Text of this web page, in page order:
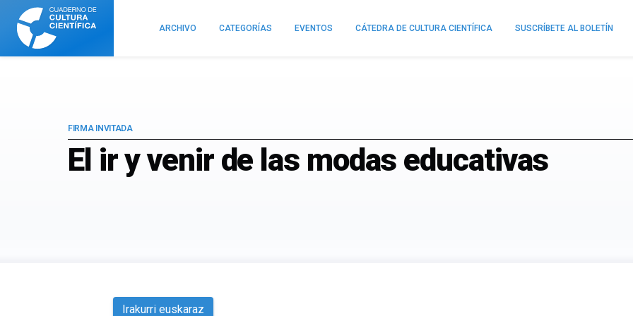
Cuaderno
Cultura
Científica
ARCHIVO CATEGORÍAS EVENTOS CÁTEDRA DE CULTURA CIENTÍFICA SUSCRÍBETE AL BOLETÍN
El ir y venir de las modas educativas
FIRMA INVITADA
Irakurri euskaraz